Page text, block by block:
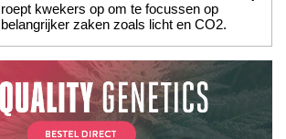
roept kwekers op om te focussen op
belangrijker zaken zoals licht en CO2.